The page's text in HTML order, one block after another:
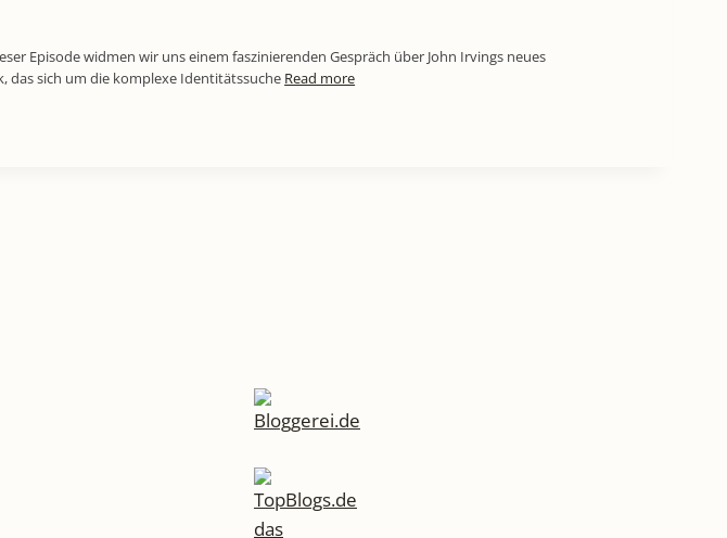
Episode widmen wir uns einem faszinierenden Gespräch über John Irvings neues
das sich um die komplexe Identitätssuche Read more